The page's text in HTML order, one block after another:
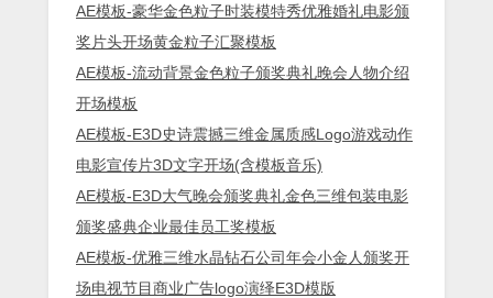
AE模板-豪华金色粒子时装模特秀优雅婚礼电影颁
奖片头开场黄金粒子汇聚模板
AE模板-流动背景金色粒子颁奖典礼晚会人物介绍
开场模板
AE模板-E3D史诗震撼三维金属质感Logo游戏动作
电影宣传片3D文字开场(含模板音乐)
AE模板-E3D大气晚会颁奖典礼金色三维包装电影
颁奖盛典企业最佳员工奖模板
AE模板-优雅三维水晶钻石公司年会小金人颁奖开
场电视节目商业广告logo演绎E3D模版